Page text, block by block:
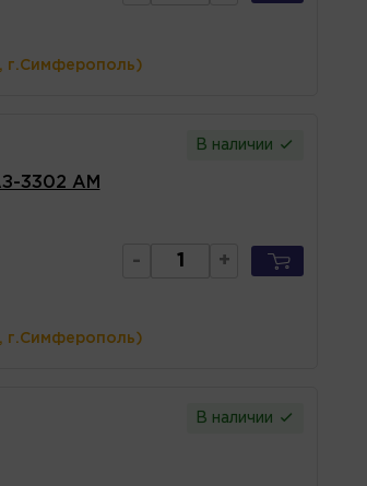
г.Симферополь)
В наличии
3302 АМ
- +
г.Симферополь)
В наличии